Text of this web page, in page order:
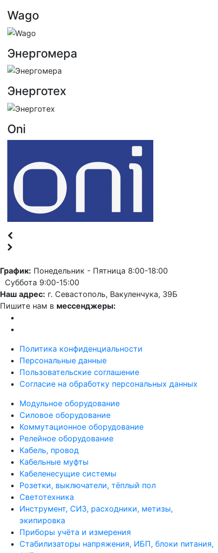
Wago
Энергомера
Энерготех
Oni
График: Понедельник - Пятница 8:00-18:00
Суббота 9:00-15:00
Наш адрес: г. Севастополь, Вакуленчука, 39Б
Пишите нам в мессенджеры:
Политика конфиденциальности
Персональные данные
Пользовательские соглашение
Согласие на обработку персональных данных
Модульное оборудование
Силовое оборудование
Коммутационное оборудование
Релейное оборудование
Кабель, провод
Кабельные муфты
Кабеленесущие системы
Розетки, выключатели, тёплый пол
Светотехника
Инструмент, СИЗ, расходники, метизы,
экипировка
Приборы учёта и измерения
Стабилизаторы напряжения, ИБП, блоки питания,